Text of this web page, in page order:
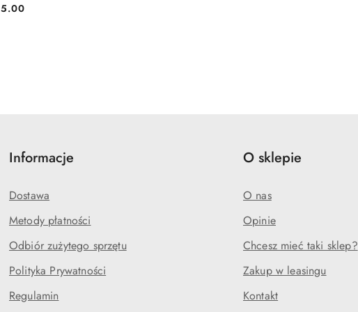
Cena:
5.00
Informacje
Dostawa
Metody płatności
Odbiór zużytego sprzętu
Polityka Prywatności
Regulamin
O sklepie
O nas
Opinie
Chcesz mieć taki sklep?
Zakup w leasingu
Kontakt